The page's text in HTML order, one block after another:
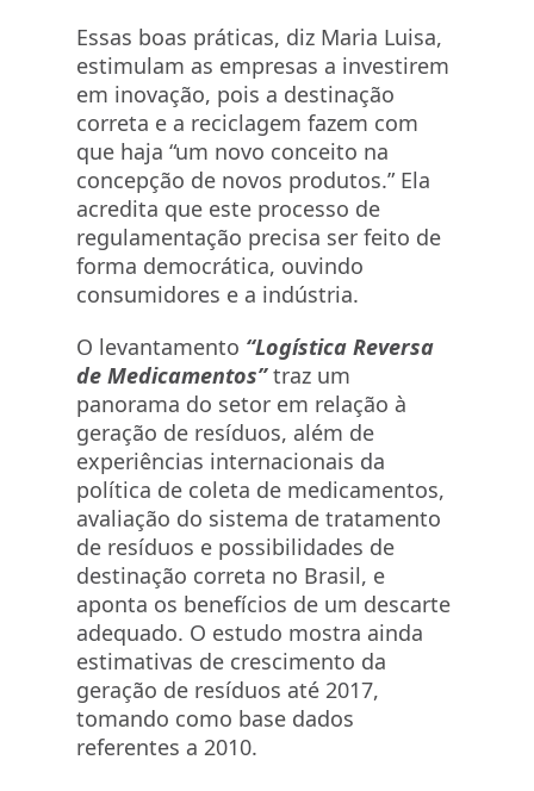
Essas boas práticas, diz Maria Luisa,
estimulam as empresas a investirem
em inovação, pois a destinação
correta e a reciclagem fazem com
que haja “um novo conceito na
concepção de novos produtos.” Ela
acredita que este processo de
regulamentação precisa ser feito de
forma democrática, ouvindo
consumidores e a indústria.
O levantamento “Logística Reversa
de Medicamentos”traz um
panorama do setor em relação à
geração de resíduos, além de
experiências internacionais da
política de coleta de medicamentos,
avaliação do sistema de tratamento
de resíduos e possibilidades de
destinação correta no Brasil, e
aponta os benefícios de um descarte
adequado. O estudo mostra ainda
estimativas de crescimento da
geração de resíduos até 2017,
tomando como base dados
referentes a 2010.